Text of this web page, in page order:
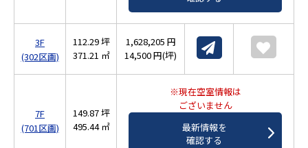
3F
(302区画)
112.29 坪
371.21 ㎡
1,628,205 円
14,500 円(坪)
7F
(701区画)
149.87 坪
495.44 ㎡
※現在空室情報は
ございません
最新情報を
確認する